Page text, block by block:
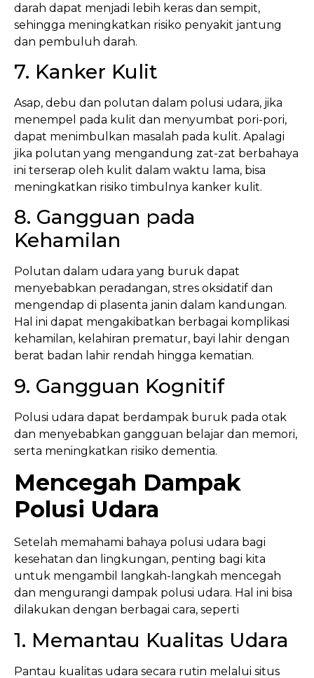
darah dapat menjadi lebih keras dan sempit,
sehingga meningkatkan risiko penyakit jantung
dan pembuluh darah.
7. Kanker Kulit
Asap, debu dan polutan dalam polusi udara, jika
menempel pada kulit dan menyumbat pori-pori,
dapat menimbulkan masalah pada kulit. Apalagi
jika polutan yang mengandung zat-zat berbahaya
ini terserap oleh kulit dalam waktu lama, bisa
meningkatkan risiko timbulnya kanker kulit.
8. Gangguan pada
Kehamilan
Polutan dalam udara yang buruk dapat
menyebabkan peradangan, stres oksidatif dan
mengendap di plasenta janin dalam kandungan.
Hal ini dapat mengakibatkan berbagai komplikasi
kehamilan, kelahiran prematur, bayi lahir dengan
berat badan lahir rendah hingga kematian.
9. Gangguan Kognitif
Polusi udara dapat berdampak buruk pada otak
dan menyebabkan gangguan belajar dan memori,
serta meningkatkan risiko dementia.
Mencegah Dampak
Polusi Udara
Setelah memahami bahaya polusi udara bagi
kesehatan dan lingkungan, penting bagi kita
untuk mengambil langkah-langkah mencegah
dan mengurangi dampak polusi udara. Hal ini bisa
dilakukan dengan berbagai cara, seperti
1. Memantau Kualitas Udara
Pantau kualitas udara secara rutin melalui situs